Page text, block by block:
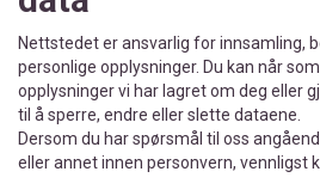
Nettstedet er ansvarlig for innsamling,
personlige opplysninger. Du kan når
opplysninger vi har lagret om deg eller
til å sperre, endre eller slette dataene.
Dersom du har spørsmål til oss
eller annet innen personvern, vennligst